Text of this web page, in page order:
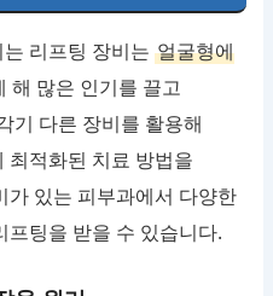
는 리프팅 장비는얼굴형에
해 많은 인기를 끌고
기 다른 장비를 활용해
최적화된 치료 방법을
가 있는 피부과에서 다양한
팅을 받을 수 있습니다.